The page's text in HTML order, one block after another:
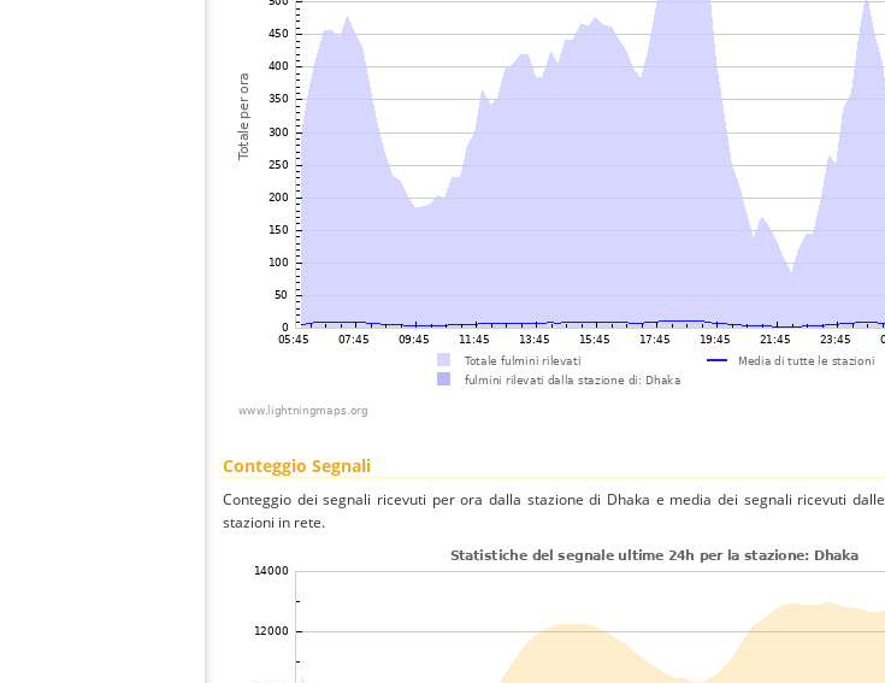
Conteggio Segnali
Conteggio dei segnali ricevuti per ora dalla stazione di Dhaka e media dei segnali ricevuti dalle
stazioni in rete.